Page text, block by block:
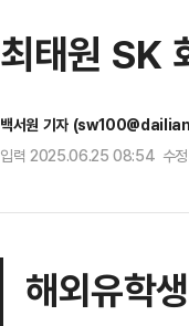
최태원 SK
백서원 기자
입력 2025.06.25 08:54 수
해외유학